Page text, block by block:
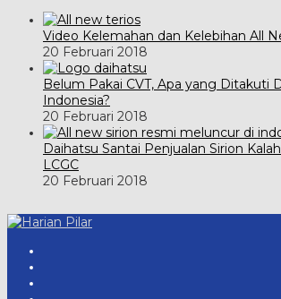
Video Kelemahan dan Kelebihan All
20 Februari 2018
Belum Pakai CVT, Apa yang Ditakuti
Indonesia?
20 Februari 2018
Daihatsu Santai Penjualan Sirion
LCGC
20 Februari 2018